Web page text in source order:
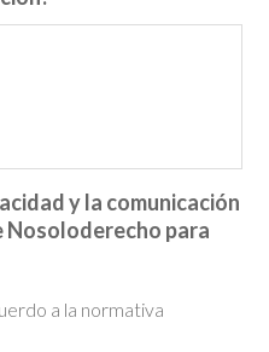
y la comunicación
Nosoloderecho para
a la normativa